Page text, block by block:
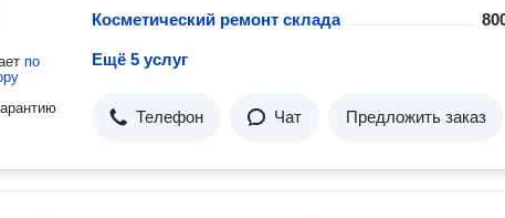
по
Косметический ремонт склада
Ещё 5 услуг
Телефон Чат Предложить заказ